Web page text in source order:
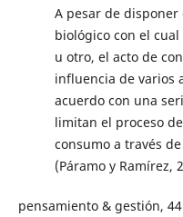
A pesar de
biológico con el
u otro, el acto de
influencia de varios
acuerdo con una
limitan el proceso
consumo a través
(Páramo y Ramírez,
pensamiento & gestión,